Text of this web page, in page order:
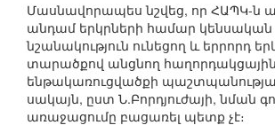
Մասնավորապես նշվեց, որ ՀԱՊԿ-ն
անդամ երկրների համար կենսական
նշանակություն ունեցող և երրորդ
տարածքով անցնող հաղորդակցային
ենթակառուցվածքի
սակայն, ըստ Ն.Բորդյուժայի, նման
առաջացումը բացառել պետք չէ։